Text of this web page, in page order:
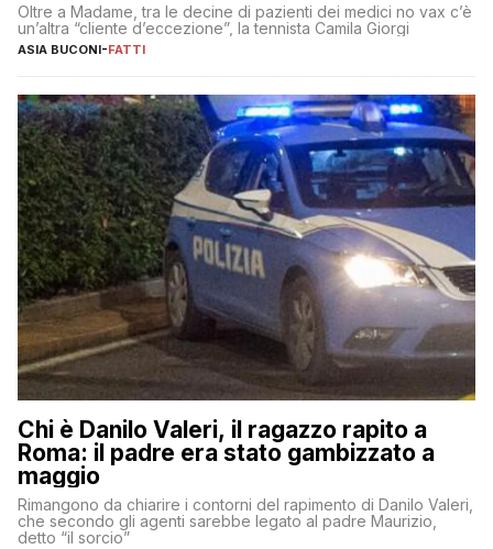
Oltre a Madame, tra le decine di pazienti dei medici no vax c’è
un’altra “cliente d’eccezione”, la tennista Camila Giorgi
ASIA BUCONI-FATTI
Chi è Danilo Valeri, il ragazzo rapito a
Roma: il padre era stato gambizzato a
maggio
Rimangono da chiarire i contorni del rapimento di Danilo Valeri,
che secondo gli agenti sarebbe legato al padre Maurizio,
detto “il sorcio”